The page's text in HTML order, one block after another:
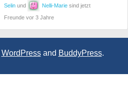
Selin und Nelli-Marie sind jetzt
Freunde vor 3 Jahre
WordPressand BuddyPress.